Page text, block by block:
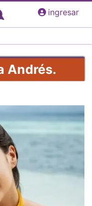
ingresar
Andrés.